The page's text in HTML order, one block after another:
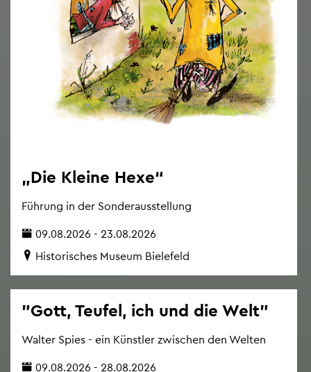
„Die Klei­ne Hexe“
Füh­rung in der Son­der­aus­stel­lung
09.08.2026 - 23.08.2026
His­to­ri­sches Mu­se­um Bie­le­feld
"Gott, Teu­fel, ich und die Welt"
Wal­ter Spies - ein Künst­ler zwi­schen den Wel­ten
09.08.2026 - 28.08.2026